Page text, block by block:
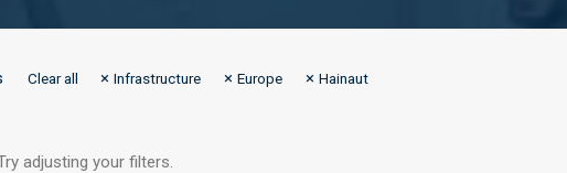
Clear all Infrastructure Europe Hainaut
adjusting your filters.